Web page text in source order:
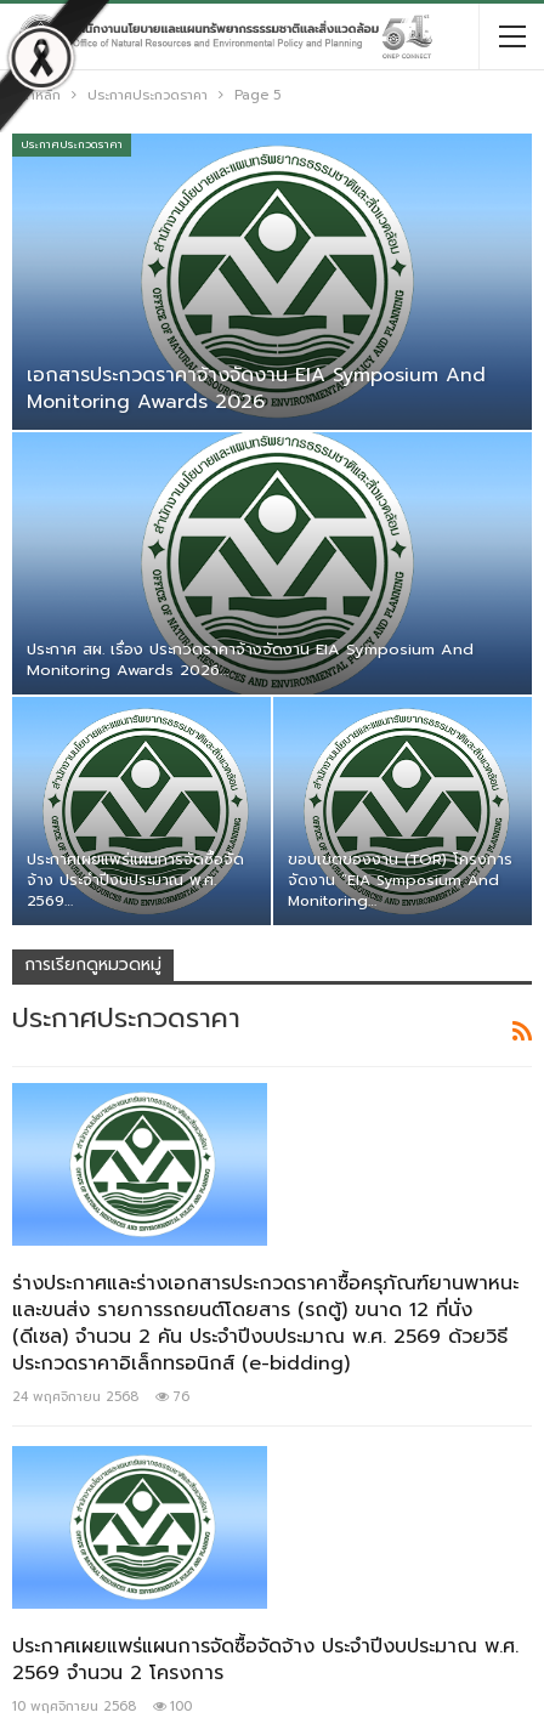
หน้าหลัก ประกาศประกวดราคา Page 5
ประกาศประกวดราคา
เอกสารประกวดราคาจ้างจัดงาน EIA Symposium And
Monitoring Awards 2026
ประกาศ สผ. เรื่อง ประกวดราคาจ้างจัดงาน EIA Symposium And
Monitoring Awards 2026…
ประกาศเผยแพร่แผนการจัดซื้อจัด
จ้าง ประจำปีงบประมาณ พ.ศ.
2569…
ขอบเขตของงาน (TOR) โครงการ
จัดงาน “EIA Symposium And
Monitoring…
การเรียกดูหมวดหมู่
ประกาศประกวดราคา
ร่างประกาศและร่างเอกสารประกวดราคาซื้อครุภัณฑ์ยานพาหนะ
และขนส่ง รายการรถยนต์โดยสาร (รถตู้) ขนาด 12 ที่นั่ง
(ดีเซล) จำนวน 2 คัน ประจำปีงบประมาณ พ.ศ. 2569 ด้วยวิธี
ประกวดราคาอิเล็กทรอนิกส์ (e-bidding)
24 พฤศจิกายน 2568 76
ประกาศเผยแพร่แผนการจัดซื้อจัดจ้าง ประจำปีงบประมาณ พ.ศ.
2569 จำนวน 2 โครงการ
10 พฤศจิกายน 2568 100